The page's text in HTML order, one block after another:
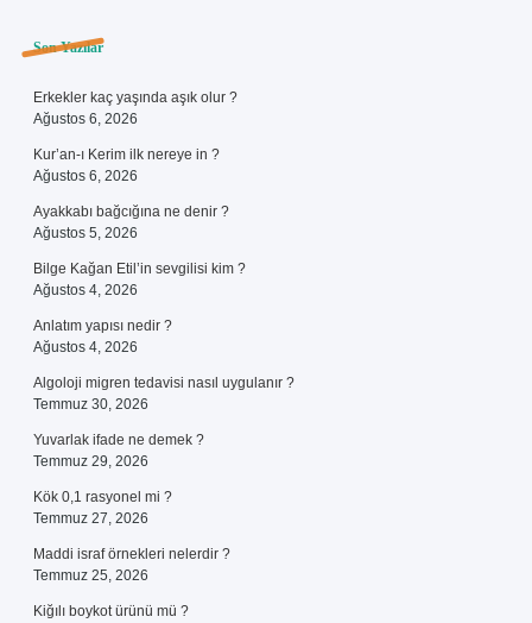
Sidebar
Son Yazılar
Erkekler kaç yaşında aşık olur ?
Ağustos 6, 2026
Kur’an-ı Kerim ilk nereye in ?
Ağustos 6, 2026
Ayakkabı bağcığına ne denir ?
Ağustos 5, 2026
Bilge Kağan Etil’in sevgilisi kim ?
Ağustos 4, 2026
Anlatım yapısı nedir ?
Ağustos 4, 2026
Algoloji migren tedavisi nasıl uygulanır ?
Temmuz 30, 2026
Yuvarlak ifade ne demek ?
Temmuz 29, 2026
Kök 0,1 rasyonel mi ?
Temmuz 27, 2026
Maddi israf örnekleri nelerdir ?
Temmuz 25, 2026
Kiğılı boykot ürünü mü ?